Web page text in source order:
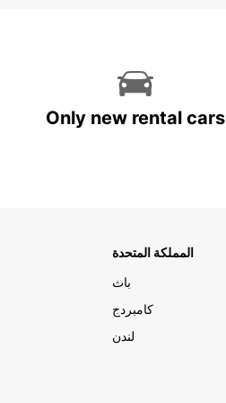
Only new rental cars
المملكة المتحدة
باث
كامبردج
لندن